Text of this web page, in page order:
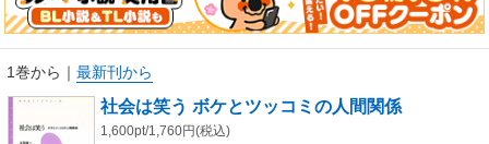
1巻から ｜ 最新刊から
社会は笑う ボケとツッコミの人間関係
1,600pt/1,760円(税込)